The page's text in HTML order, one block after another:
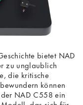
bietet NAD
zu unglaublich
die kritische
können
NAD C558 ein